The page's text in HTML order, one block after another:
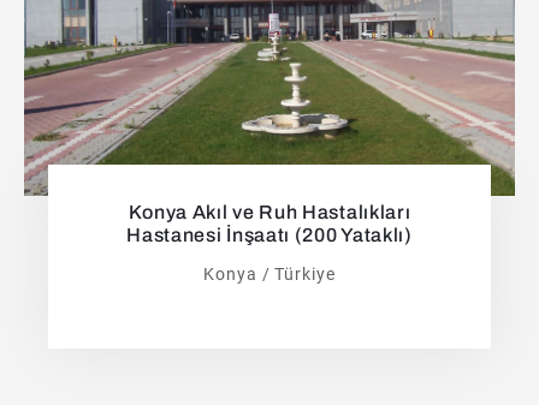
Konya Akıl ve Ruh Hastalıkları
Hastanesi İnşaatı (200 Yataklı)
Konya / Türkiye